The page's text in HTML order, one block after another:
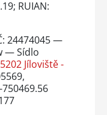
RUIAN:
24474045 —
— Sídlo
Jíloviště -
750469.56